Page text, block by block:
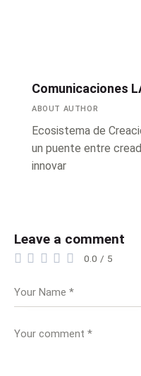
Comunicaciones
ABOUT AUTHOR
Ecosistema de
un puente entre
innovar
Leave a comment
0.0 / 5